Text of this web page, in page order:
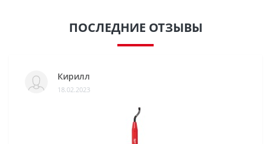
ПОСЛЕДНИЕ ОТЗЫВЫ
Кирилл
18.02.2023